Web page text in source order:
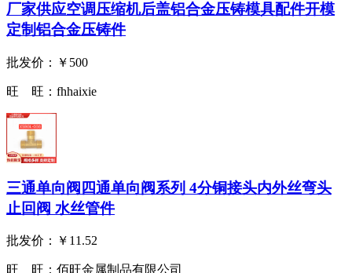
厂家供应空调压缩机后盖铝合金压铸模具配件开模
定制铝合金压铸件
批发价： ￥500
旺 旺： fhhaixie
三通单向阀四通单向阀系列 4分铜接头内外丝弯头
止回阀 水丝管件
批发价： ￥11.52
旺 旺： 佰旺金属制品有限公司